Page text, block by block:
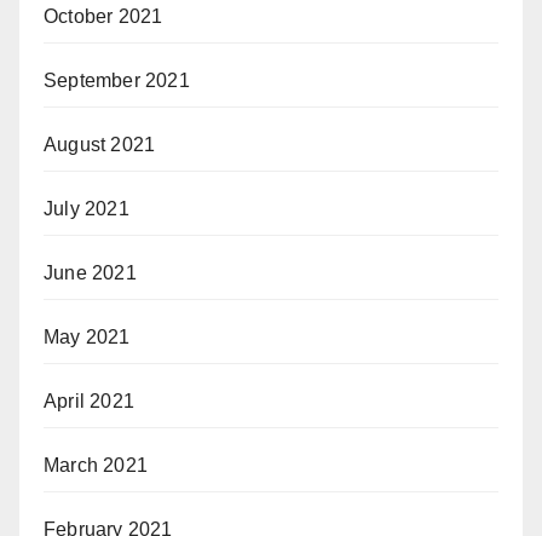
October 2021
September 2021
August 2021
July 2021
June 2021
May 2021
April 2021
March 2021
February 2021